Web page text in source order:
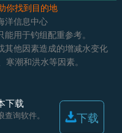
你找到目的地
洋信息中心
用于钓组配重参考。
其他因素造成的增减水变化
潮和洪水等因素。
下载
询软件。 下载